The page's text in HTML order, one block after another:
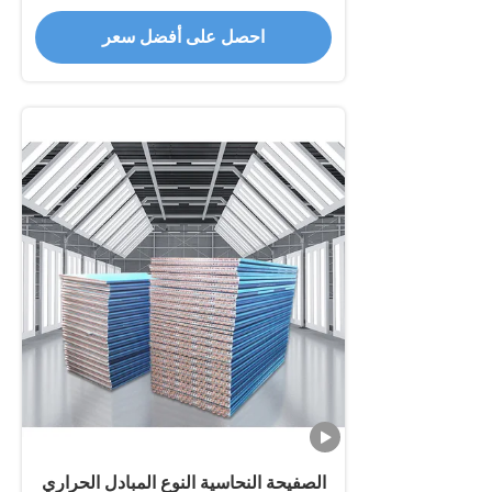
زعانف صفيحة
احصل على أفضل سعر
الصفيحة النحاسية النوع المبادل الحراري